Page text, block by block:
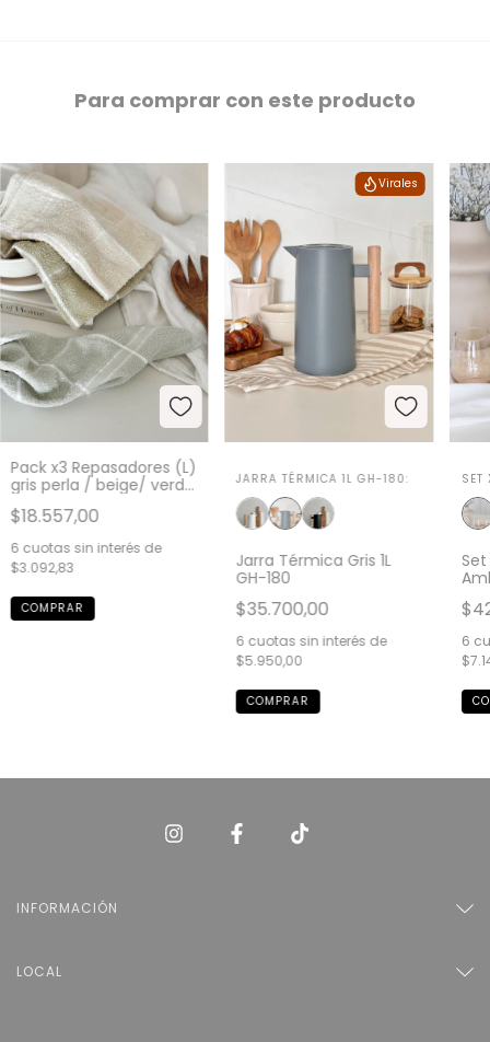
Para comprar con este producto
Pack x3 Repasadores (L)
gris perla / beige/ verde
$18.557,00
6 cuotas sin interés de
$3.092,83
Virales
JARRA TÉRMICA 1L GH-180:
Jarra Térmica Gris 1L
GH-180
$35.700,00
6 cuotas sin interés de
$5.950,00
6
INFORMACIÓN
LOCAL